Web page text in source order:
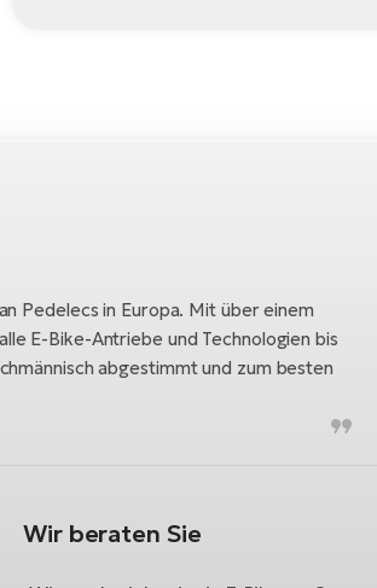
Pedelecs in Europa. Mit über einem
E-Bike-Antriebe und Technologien bis
abgestimmt und zum besten
Wir beraten Sie